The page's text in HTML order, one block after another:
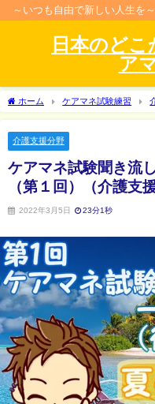
～いつも自由で新しい人生を
日本のど
ア
ホーム ケアマネ試験練習
問一答３０連発（第１回）（介護支
介護支援分野
ケアマネ試験聞き流
（第１回）（介護支
2022年3月5日 23分1秒